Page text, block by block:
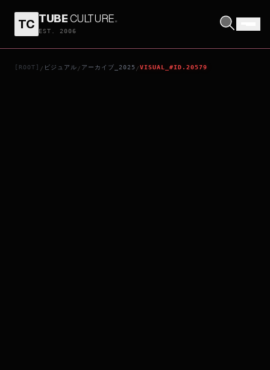
TC TUBECULTURE.
EST. 2006
[ROOT] / ビジュアル / アーカイブ_2025 /VISUAL_#ID.20579
代々木ジョニーの憂鬱な放課後